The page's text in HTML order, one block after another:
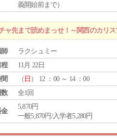
義開始前まで）
ャ先まで読めまっせ！～関西のカリ
ラクシュミー
程
11月 22日
（ 日 ） 12 ：00 ～ 14 ：00
数
全1回
5,870円
一般5,870円/入学者5,280円